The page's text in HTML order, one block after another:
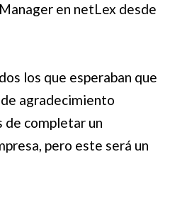
en netLex desde
los que esperaban que
agradecimiento
de completar un
pero este será un